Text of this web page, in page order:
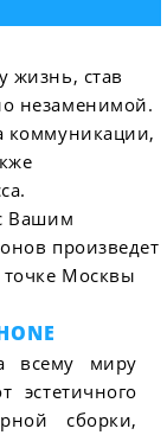
жизнь, став
незаменимой.
коммуникации,
Вашим
произведет
Москвы
всему миру
сборки,